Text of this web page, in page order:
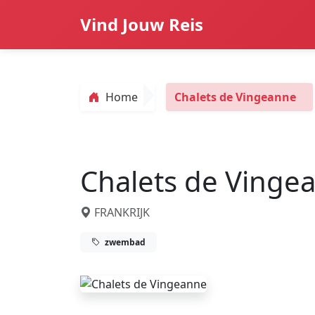
Vind Jouw Reis
Home Chalets de Vingeanne
Chalets de
FRANKRIJK
zwembad